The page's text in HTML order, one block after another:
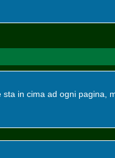
sta in cima ad ogni pagina,